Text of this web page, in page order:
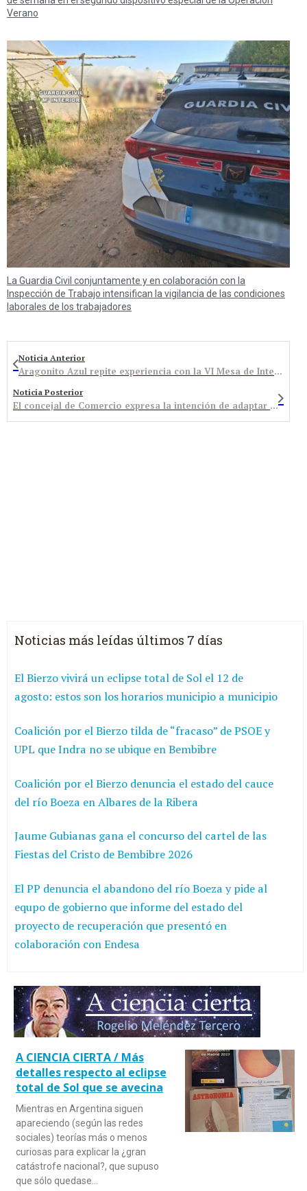
Verano
La Guardia Civil conjuntamente y en colaboración con la
Inspección de Trabajo intensifican la vigilancia de las condiciones
laborales de los trabajadores
Noticia Anterior
Aragonito Azul repite experiencia con la VI Mesa de Intercambio de Minerales
Noticia Posterior
El concejal de Comercio expresa la intención de adaptar la ordenanza de terrazas a la realidad de la hostelería
Noticias más leídas últimos 7 días
El Bierzo vivirá un eclipse total de Sol el 12 de
agosto: estos son los horarios municipio a municipio
Coalición por el Bierzo tilda de “fracaso” de PSOE y
UPL que Indra no se ubique en Bembibre
Coalición por el Bierzo denuncia el estado del cauce
del río Boeza en Albares de la Ribera
Jaume Gubianas gana el concurso del cartel de las
Fiestas del Cristo de Bembibre 2026
El PP denuncia el abandono del río Boeza y pide al
equpo de gobierno que informe del estado del
proyecto de recuperación que presentó en
colaboración con Endesa
A CIENCIA CIERTA / Más
detalles respecto al eclipse
total de Sol que se avecina
Mientras en Argentina siguen
apareciendo (según las redes
sociales) teorías más o menos
curiosas para explicar la ¿gran
catástrofe nacional?, que supuso
que sólo quedase…